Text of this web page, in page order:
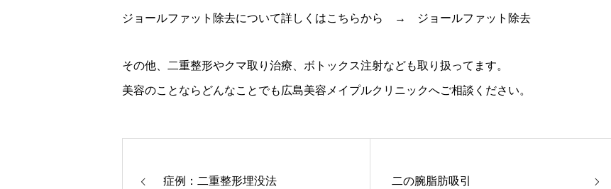
ジョールファット除去について詳しくはこちらから → ジョールファット除去
その他、二重整形やクマ取り治療、ボトックス注射なども取り扱ってます。
美容のことならどんなことでも広島美容メイプルクリニックへご相談ください。
症例：二重整形埋没法 二の腕脂肪吸引